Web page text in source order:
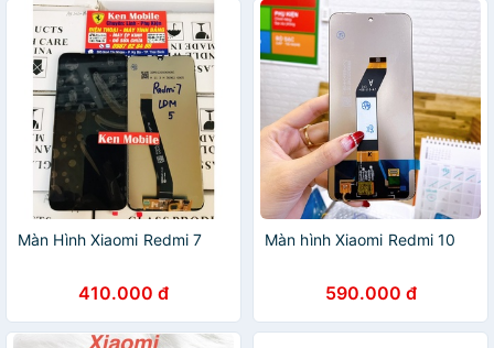
Màn Hình Xiaomi Redmi 7
410.000 đ
Màn hình Xiaomi Redmi 10
590.000 đ